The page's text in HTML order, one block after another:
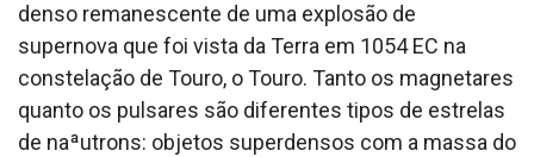
denso remanescente de uma explosão de
supernova que foi vista da Terra em 1054 EC na
constelação de Touro, o Touro. Tanto os magnetares
quanto os pulsares são diferentes tipos de estrelas
de naªutrons: objetos superdensos com a massa do